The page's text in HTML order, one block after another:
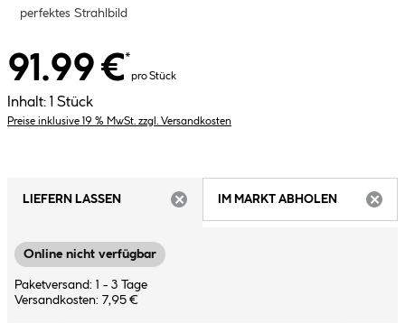
perfektes Strahlbild
91.99 €*
pro Stück
Inhalt: 1 Stück
Preise inklusive 19 % MwSt. zzgl. Versandkosten
LIEFERN LASSEN
IM MARKT ABHOLEN
Online nicht verfügbar
Paketversand: 1 - 3 Tage
Versandkosten: 7,95 €